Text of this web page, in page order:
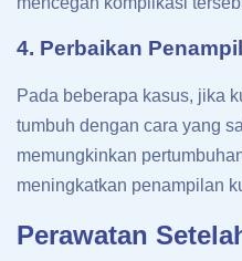
4. Perbaikan
Pada beberapa kasus, jika
tumbuh dengan cara yang
memungkinkan
meningkatkan penampilan
Perawatan